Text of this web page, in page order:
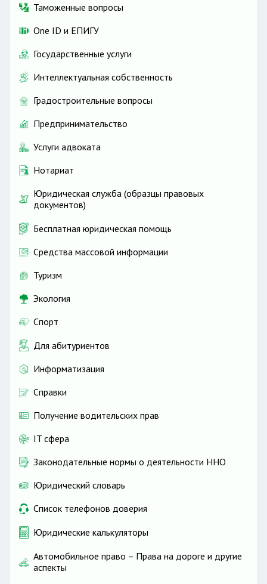
Таможенные вопросы
One ID и ЕПИГУ
Государственные услуги
Интеллектуальная собственность
Градостроительные вопросы
Предпринимательство
Услуги адвоката
Нотариат
Юридическая служба (образцы правовых
документов)
Бесплатная юридическая помощь
Средства массовой информации
Туризм
Экология
Спорт
Для абитуриентов
Информатизация
Справки
Получение водительских прав
IT сфера
Законодательные нормы о деятельности ННО
Юридический словарь
Список телефонов доверия
Юридические калькуляторы
Автомобильное право – Права на дороге и другие
аспекты